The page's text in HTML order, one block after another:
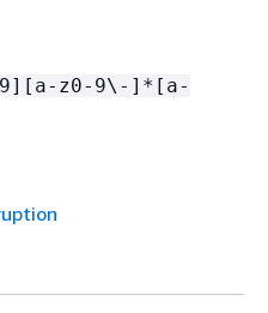
z0-9\-]*[a-